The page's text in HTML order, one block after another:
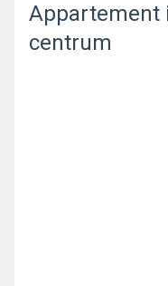
Appartement
centrum